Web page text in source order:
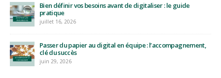
Bien définir vos besoins avant de digitaliser : le guide
pratique
juillet 16, 2026
Passer du papier au digital en équipe : l’accompagnement,
clé du succès
juin 29, 2026